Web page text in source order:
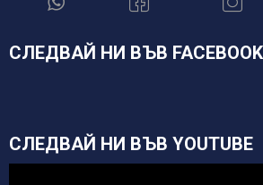
СЛЕДВАЙ НИ ВЪВ FACEBOOK
СЛЕДВАЙ НИ ВЪВ YOUTUBE